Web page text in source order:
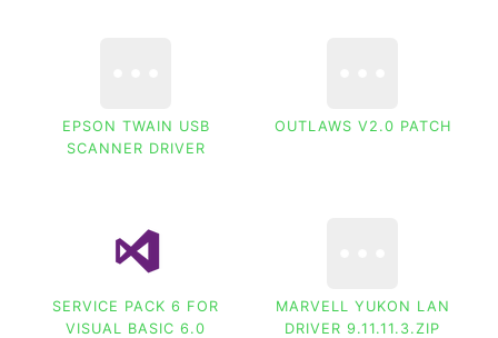
EPSON TWAIN USB
SCANNER DRIVER
OUTLAWS V2.0 PATCH
SERVICE PACK 6 FOR
VISUAL BASIC 6.0
MARVELL YUKON LAN
DRIVER 9.11.11.3.ZIP